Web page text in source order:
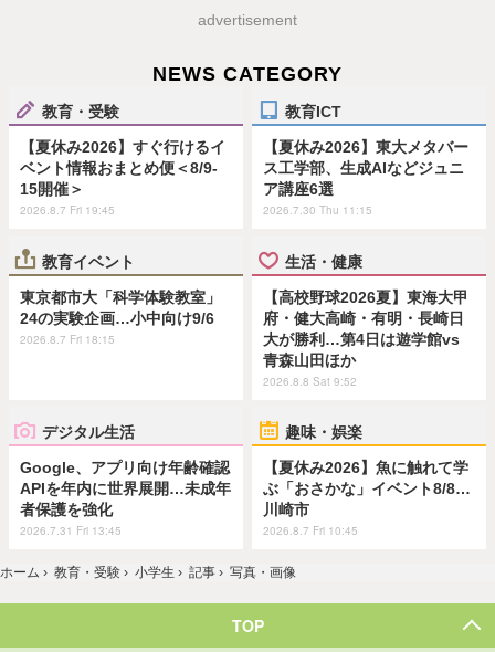
advertisement
NEWS CATEGORY
教育・受験
【夏休み2026】すぐ行けるイ
ベント情報おまとめ便＜8/9-
15開催＞
2026.8.7 Fri 19:45
教育ICT
【夏休み2026】東大メタバー
ス工学部、生成AIなどジュニ
ア講座6選
2026.7.30 Thu 11:15
教育イベント
東京都市大「科学体験教室」
24の実験企画…小中向け9/6
2026.8.7 Fri 18:15
生活・健康
【高校野球2026夏】東海大甲
府・健大高崎・有明・長崎日
大が勝利…第4日は遊学館vs
青森山田ほか
2026.8.8 Sat 9:52
デジタル生活
Google、アプリ向け年齢確認
APIを年内に世界展開…未成年
者保護を強化
2026.7.31 Fri 13:45
趣味・娯楽
【夏休み2026】魚に触れて学
ぶ「おさかな」イベント8/8…
川崎市
2026.8.7 Fri 10:45
ホーム › 教育・受験 › 小学生 › 記事 › 写真・画像
TOP